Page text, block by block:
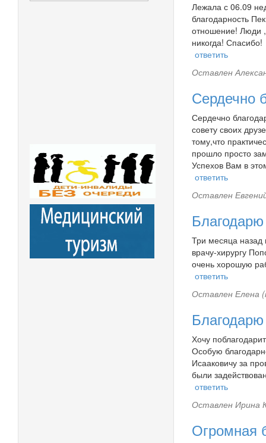
Лежала с 06.09
благодарность
отношение! Люди
никогда! Спасибо!
ответить
Оставлен
Сердечно
Сердечно
совету своих
тому,что
прошло просто
Успехов Вам в
ответить
Оставлен
Три месяца назад
врачу-хирургу
очень хорошую
ответить
Оставлен Елена
Благодарю
Хочу
Особую
Исааковичу за
были
ответить
Оставлен Ирина
Огромная